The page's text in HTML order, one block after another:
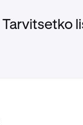
Tarvitsetko